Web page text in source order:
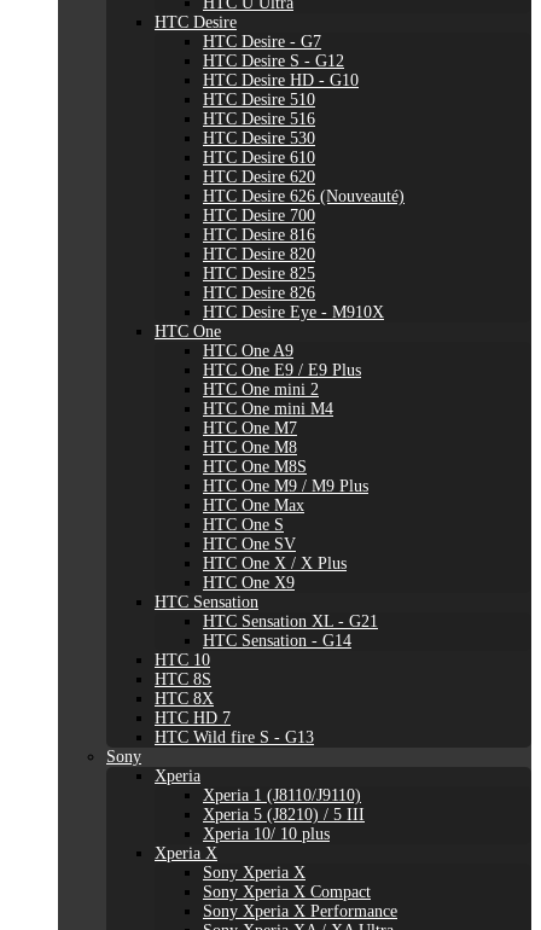
HTC Desire
HTC Desire - G7
HTC Desire S - G12
HTC Desire HD - G10
HTC Desire 510
HTC Desire 516
HTC Desire 530
HTC Desire 610
HTC Desire 620
HTC Desire 626 (Nouveauté)
HTC Desire 700
HTC Desire 816
HTC Desire 820
HTC Desire 825
HTC Desire 826
HTC Desire Eye - M910X
HTC One
HTC One A9
HTC One E9 / E9 Plus
HTC One mini 2
HTC One mini M4
HTC One M7
HTC One M8
HTC One M8S
HTC One M9 / M9 Plus
HTC One Max
HTC One S
HTC One SV
HTC One X / X Plus
HTC One X9
HTC Sensation
HTC Sensation XL - G21
HTC Sensation - G14
HTC 10
HTC 8S
HTC 8X
HTC HD 7
HTC Wild fire S - G13
Sony
Xperia
Xperia 1 (J8110/J9110)
Xperia 5 (J8210) / 5 III
Xperia 10/ 10 plus
Xperia X
Sony Xperia X
Sony Xperia X Compact
Sony Xperia X Performance